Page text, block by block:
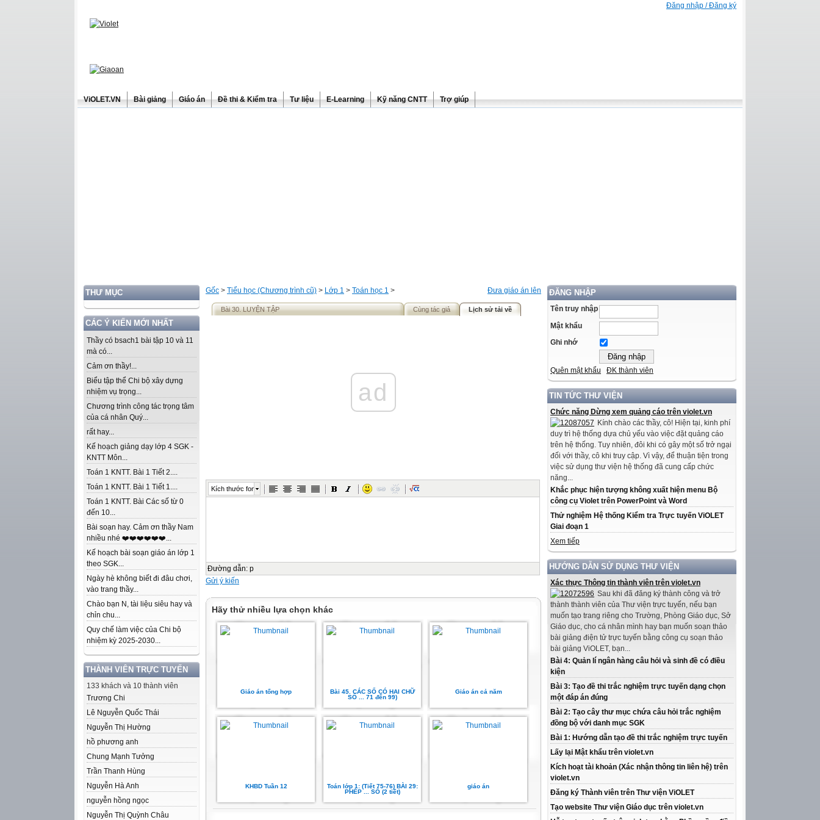
Đăng nhập / Đăng ký
ViOLET.VN Bài giảng Giáo án Đề thi & Kiểm tra Tư liệu E-Learning Kỹ năng CNTT Trợ giúp
THƯ MỤC
CÁC Ý KIẾN MỚI NHẤT
Thầy có bsach1 bài tập 10 và 11
mà có...
Cảm ơn thầy!...
Biểu tập thể Chi bộ xây dựng
nhiệm vụ trọng...
Chương trình công tác trọng tâm
của cá nhân Quý...
rất hay...
Kế hoạch giảng dạy lớp 4 SGK -
KNTT Môn...
Toán 1 KNTT. Bài 1 Tiết 2....
Toán 1 KNTT. Bài 1 Tiết 1....
Toán 1 KNTT. Bài Các số từ 0
đến 10...
Bài soạn hay. Cảm ơn thầy Nam
nhiều nhé ❤️❤️❤️❤️❤️❤️...
Kế hoạch bài soạn giáo án lớp 1
theo SGK...
Ngày hè không biết đi đâu chơi,
vào trang thầy...
Chào bạn N, tài liệu siêu hay và
chỉn chu...
Quy chế làm việc của Chi bộ
nhiệm kỳ 2025-2030...
THÀNH VIÊN TRỰC TUYẾN
133 khách và 10 thành viên
Trương Chi
Lê Nguyễn Quốc Thái
Nguyễn Thị Hường
hồ phương anh
Chung Mạnh Tưởng
Trần Thanh Hùng
Nguyễn Hà Anh
nguyễn hồng ngọc
Nguyễn Thị Quỳnh Châu
ĐĂNG NHẬP
Tên truy nhập
Mật khẩu
Ghi nhớ
Quên mật khẩu ĐK thành viên
TIN TỨC THƯ VIỆN
Chức năng Dừng xem quảng cáo trên violet.vn
Kính chào các thầy, cô! Hiện tại, kinh phí
duy trì hệ thống dựa chủ yếu vào việc đặt quảng cáo
trên hệ thống. Tuy nhiên, đôi khi có gây một số trở ngại
đối với thầy, cô khi truy cập. Vì vậy, để thuận tiện trong
việc sử dụng thư viện hệ thống đã cung cấp chức
năng...
Khắc phục hiện tượng không xuất hiện menu Bộ
công cụ Violet trên PowerPoint và Word
Thử nghiệm Hệ thống Kiểm tra Trực tuyến ViOLET
Giai đoạn 1
Xem tiếp
HƯỚNG DẪN SỬ DỤNG THƯ VIỆN
Xác thực Thông tin thành viên trên violet.vn
Sau khi đã đăng ký thành công và trở
thành thành viên của Thư viện trực tuyến, nếu bạn
muốn tạo trang riêng cho Trường, Phòng Giáo dục, Sở
Giáo dục, cho cá nhân mình hay bạn muốn soạn thảo
bài giảng điện tử trực tuyến bằng công cụ soạn thảo
bài giảng ViOLET, bạn...
Bài 4: Quản lí ngân hàng câu hỏi và sinh đề có điều
kiện
Bài 3: Tạo đề thi trắc nghiệm trực tuyến dạng chọn
một đáp án đúng
Bài 2: Tạo cây thư mục chứa câu hỏi trắc nghiệm
đồng bộ với danh mục SGK
Bài 1: Hướng dẫn tạo đề thi trắc nghiệm trực tuyến
Lấy lại Mật khẩu trên violet.vn
Kích hoạt tài khoản (Xác nhận thông tin liên hệ) trên
violet.vn
Đăng ký Thành viên trên Thư viện ViOLET
Tạo website Thư viện Giáo dục trên violet.vn
Đưa giáo án lên
Gốc > Tiểu học (Chương trình cũ) > Lớp 1 > Toán học 1 >
Bài 30. LUYỆN TẬP Cùng tác giả Lịch sử tải về
ad
Kích thước font
Đường dẫn: p
Gửi ý kiến
Hãy thử nhiều lựa chọn khác
Giáo án tổng hợp
Bài 45. CÁC SỐ CÓ HAI CHỮ
SỐ ... 71 đến 99)
Giáo án cả năm
KHBD Tuần 12
Toán lớp 1: (Tiết 75-76) BÀI 29:
PHÉP ... SỐ (2 tiết)
giáo án